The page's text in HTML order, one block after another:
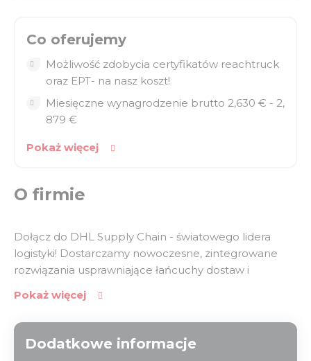
Co oferujemy
Możliwość zdobycia certyfikatów reachtruck
oraz EPT- na nasz koszt!
Miesięczne wynagrodzenie brutto 2,630 € - 2,
879 €
Pokaż więcej
O firmie
Dołącz do DHL Supply Chain - światowego lidera
logistyki! Dostarczamy nowoczesne, zintegrowane
rozwiązania usprawniające łańcuchy dostaw i
świecie. W naszym zespole cenimy innowacyjność,
współpracę i rozwój - Twoja praca naprawdę ma
znaczenie. Oferujemy stabilną, dynamiczną karierę
oraz komfortowe warunki pracy: firmową kantynę z
Pokaż więcej
Dodatkowe informacje